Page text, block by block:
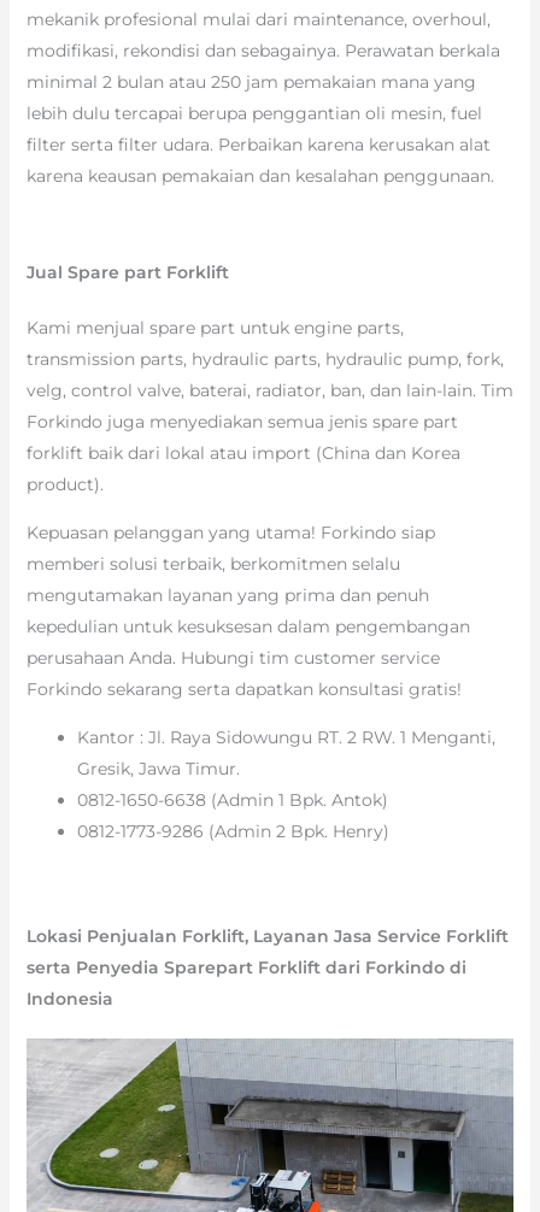
mekanik profesional mulai dari maintenance, overhoul,
modifikasi, rekondisi dan sebagainya. Perawatan berkala
minimal 2 bulan atau 250 jam pemakaian mana yang
lebih dulu tercapai berupa penggantian oli mesin, fuel
filter serta filter udara. Perbaikan karena kerusakan alat
karena keausan pemakaian dan kesalahan penggunaan.
Jual Spare part Forklift
Kami menjual spare part untuk engine parts,
transmission parts, hydraulic parts, hydraulic pump, fork,
velg, control valve, baterai, radiator, ban, dan lain-lain. Tim
Forkindo juga menyediakan semua jenis spare part
forklift baik dari lokal atau import (China dan Korea
product).
Kepuasan pelanggan yang utama! Forkindo siap
memberi solusi terbaik, berkomitmen selalu
mengutamakan layanan yang prima dan penuh
kepedulian untuk kesuksesan dalam pengembangan
perusahaan Anda. Hubungi tim customer service
Forkindo sekarang serta dapatkan konsultasi gratis!
Kantor : Jl. Raya Sidowungu RT. 2 RW. 1 Menganti,
Gresik, Jawa Timur.
0812-1650-6638 (Admin 1 Bpk. Antok)
0812-1773-9286 (Admin 2 Bpk. Henry)
Lokasi Penjualan Forklift, Layanan Jasa Service Forklift
serta Penyedia Sparepart Forklift dari Forkindo di
Indonesia